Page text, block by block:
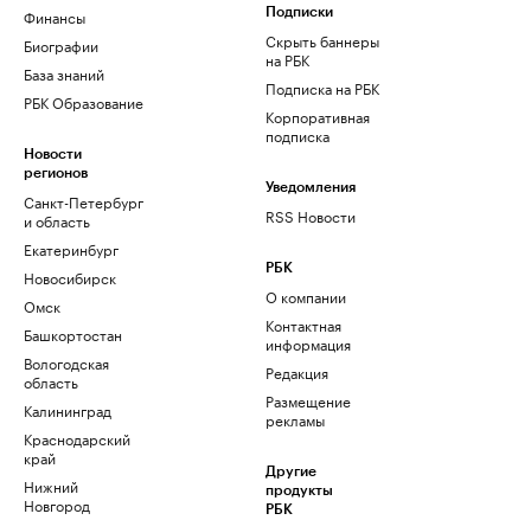
Финансы
Биографии
База знаний
РБК Образование
Новости
регионов
Санкт-Петербург
и область
Екатеринбург
Новосибирск
Омск
Башкортостан
Вологодская
область
Калининград
Краснодарский
край
Нижний
Новгород
Подписки
Скрыть баннеры
на РБК
Подписка на РБК
Корпоративная
подписка
Уведомления
RSS Новости
РБК
О компании
Контактная
информация
Редакция
Размещение
рекламы
Другие
продукты
РБК